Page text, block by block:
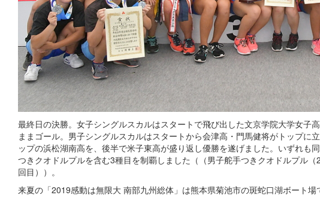
最終日の決勝。女子シングルスカルはスタートで飛び出した文京学院大学女子
ままゴール。男子シングルスカルはスタートから会津高・門馬健将がトップに
ップの浜松湖南高を、後半で米子東高が盛り返し優勝を遂げました。いずれも
つきクオドルプルを含む3種目を制覇しました（（男子舵手つきクオドルプル
回目））。
来夏の「2019感動は無限大 南部九州総体」は熊本県菊池市の斑蛇口湖ボート場